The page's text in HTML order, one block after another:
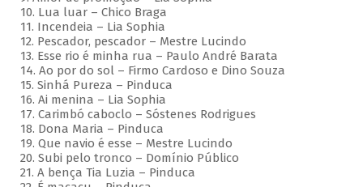
10. Lua luar – Chico Braga
11. Incendeia – Lia Sophia
12. Pescador, pescador – Mestre Lucindo
13. Esse rio é minha rua – Paulo André Barata
14. Ao por do sol – Firmo Cardoso e Dino Souza
15. Sinhá Pureza – Pinduca
16. Ai menina – Lia Sophia
17. Carimbó caboclo – Sóstenes Rodrigues
18. Dona Maria – Pinduca
19. Que navio é esse – Mestre Lucindo
20. Subi pelo tronco – Domínio Público
21. A bença Tia Luzia – Pinduca